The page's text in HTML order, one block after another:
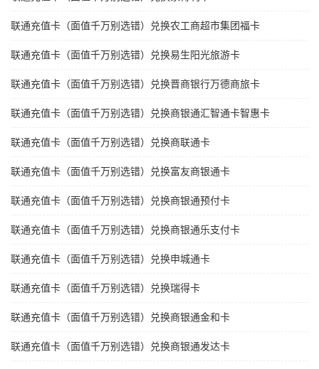
联通充值卡（面值千万别选错）兑换农工商超市集团福卡
联通充值卡（面值千万别选错）兑换易生阳光旅游卡
联通充值卡（面值千万别选错）兑换晋商银行万德商旅卡
联通充值卡（面值千万别选错）兑换商银通汇智通卡智惠卡
联通充值卡（面值千万别选错）兑换商联通卡
联通充值卡（面值千万别选错）兑换富友商银通卡
联通充值卡（面值千万别选错）兑换商银通预付卡
联通充值卡（面值千万别选错）兑换商银通乐支付卡
联通充值卡（面值千万别选错）兑换申城通卡
联通充值卡（面值千万别选错）兑换瑞得卡
联通充值卡（面值千万别选错）兑换商银通金和卡
联通充值卡（面值千万别选错）兑换商银通发达卡